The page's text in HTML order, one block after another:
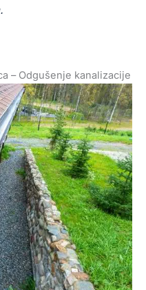
– Odgušenje kanalizacije